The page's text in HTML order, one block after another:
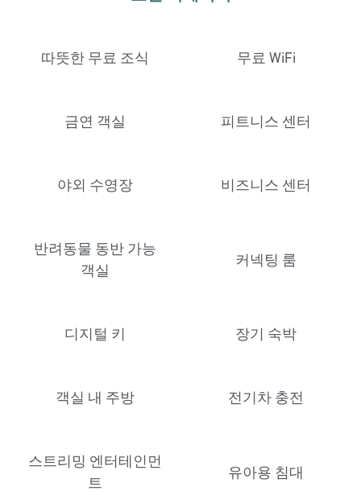
따뜻한 무료 조식 무료 WiFi
금연 객실 피트니스 센터
야외 수영장 비즈니스 센터
반려동물 동반 가능
객실
커넥팅 룸
디지털 키 장기 숙박
객실 내 주방 전기차 충전
스트리밍 엔터테인먼
트
유아용 침대